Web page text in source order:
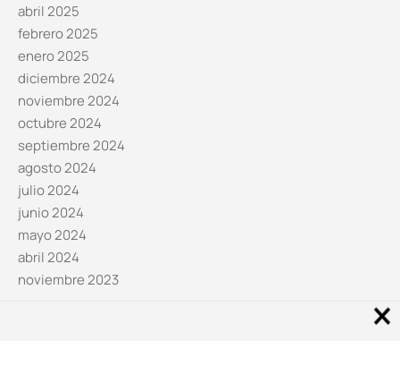
abril 2025
febrero 2025
enero 2025
diciembre 2024
noviembre 2024
octubre 2024
septiembre 2024
agosto 2024
julio 2024
junio 2024
mayo 2024
abril 2024
noviembre 2023